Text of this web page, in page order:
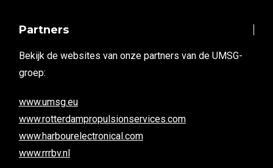
Partners
Bekijk de websites van onze partners van de UMSG-
groep:
www.umsg.eu
www.rotterdampropulsionservices.com
www.harbourelectronical.com
www.rrrbv.nl